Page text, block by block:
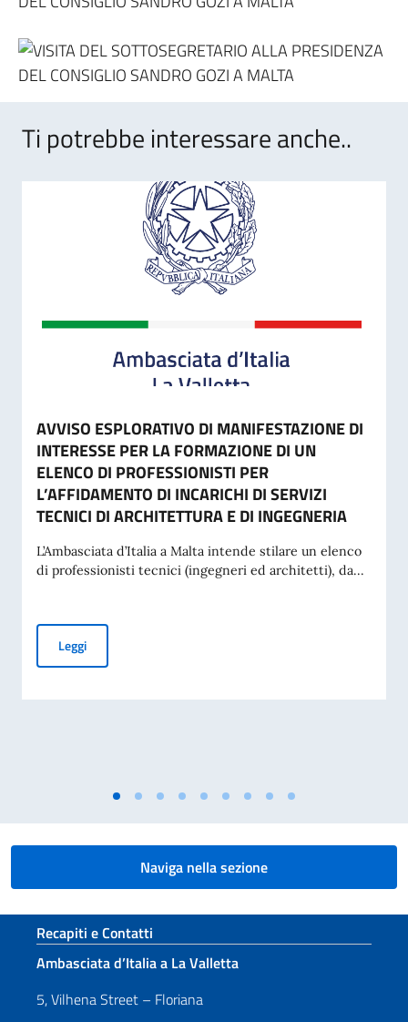
Ti potrebbe interessare anche..
AVVISO ESPLORATIVO DI MANIFESTAZIONE DI
INTERESSE PER LA FORMAZIONE DI UN
ELENCO DI PROFESSIONISTI PER
L’AFFIDAMENTO DI INCARICHI DI SERVIZI
TECNICI DI ARCHITETTURA E DI INGEGNERIA
L’Ambasciata d’Italia a Malta intende stilare un elenco
di professionisti tecnici (ingegneri ed architetti), da...
LeggiAVVISO ESPLORATIVO DI MANIFESTAZIONE DI
Naviga nella sezione
Sezione footer
Recapiti e Contatti
Ambasciata d’Italia a La Valletta
5, Vilhena Street – Floriana